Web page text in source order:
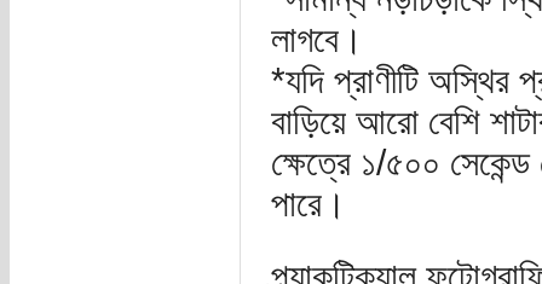
লাগবে।
*যদি প্রাণীটি
বাড়িয়ে আরো বেশি
ক্ষেত্রে ১/৫০০
পারে।